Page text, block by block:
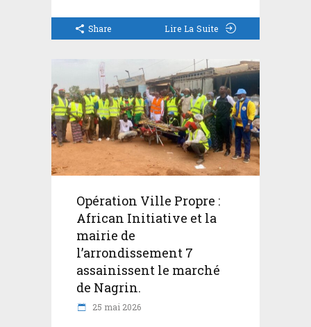
Share Lire La Suite
Opération Ville Propre :
African Initiative et la
mairie de
l’arrondissement 7
assainissent le marché
de Nagrin.
25 mai 2026